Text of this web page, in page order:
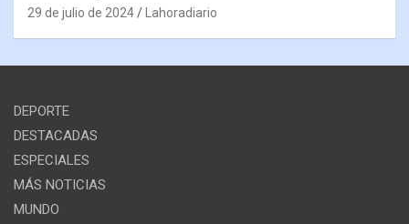
29 de julio de 2024 Lahoradiario
DEPORTE
DESTACADAS
ESPECIALES
MÁS NOTICIAS
MUNDO